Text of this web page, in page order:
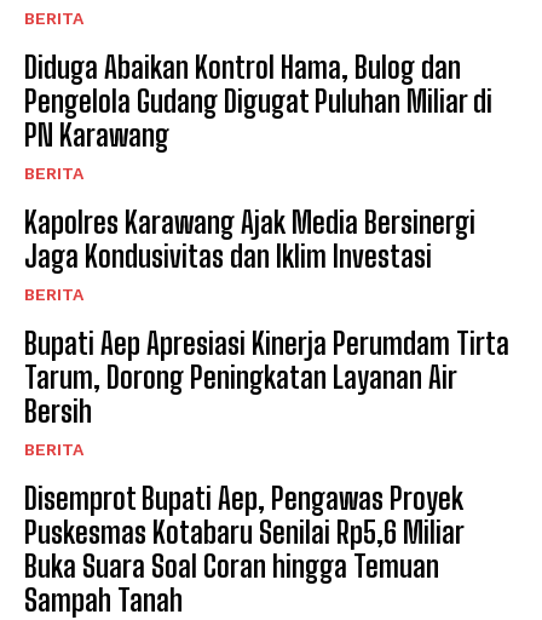
BERITA
Diduga Abaikan Kontrol Hama, Bulog dan
Pengelola Gudang Digugat Puluhan Miliar di
PN Karawang
BERITA
Kapolres Karawang Ajak Media Bersinergi
Jaga Kondusivitas dan Iklim Investasi
BERITA
Bupati Aep Apresiasi Kinerja Perumdam Tirta
Tarum, Dorong Peningkatan Layanan Air
Bersih
BERITA
Disemprot Bupati Aep, Pengawas Proyek
Puskesmas Kotabaru Senilai Rp5,6 Miliar
Buka Suara Soal Coran hingga Temuan
Sampah Tanah